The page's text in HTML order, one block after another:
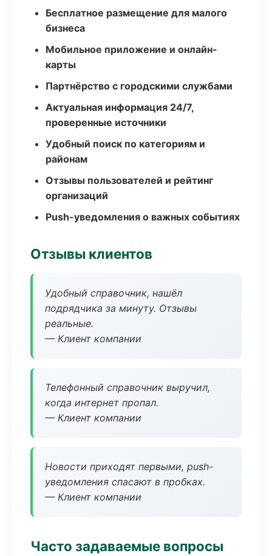
Бесплатное размещение для малого
бизнеса
Мобильное приложение и онлайн-
карты
Партнёрство с городскими службами
Актуальная информация 24/7,
проверенные источники
Удобный поиск по категориям и
районам
Отзывы пользователей и рейтинг
организаций
Push-уведомления о важных событиях
Отзывы клиентов
Удобный справочник, нашёл
подрядчика за минуту. Отзывы
реальные.
— Клиент компании
Телефонный справочник выручил,
когда интернет пропал.
— Клиент компании
Новости приходят первыми, push-
уведомления спасают в пробках.
— Клиент компании
Часто задаваемые вопросы